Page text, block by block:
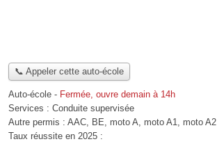
📞 Appeler cette auto-école
Auto-école - Fermée, ouvre demain à 14h
Services : Conduite supervisée
Autre permis : AAC, BE, moto A, moto A1, moto A2
Taux réussite en 2025 :